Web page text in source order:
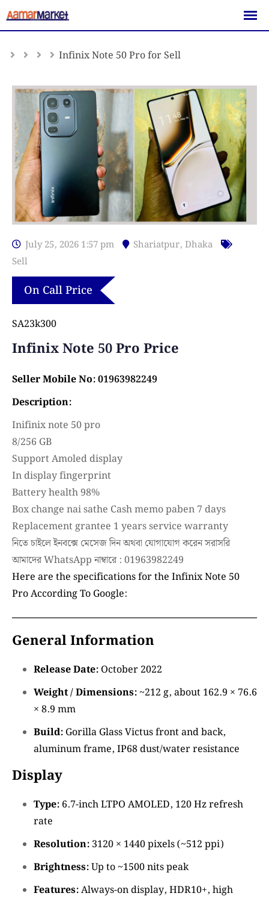
Skip
to
Infinix Note 50 Pro for Sell
July 25, 2026 1:57 pm Shariatpur, Dhaka
Sell
On Call Price
SA23k300
Infinix Note 50 Pro Price
Seller Mobile No: 01963982249
Description:
Inifinix note 50 pro
8/256 GB
Support Amoled display
In display fingerprint
Battery health 98%
Box change nai sathe Cash memo paben 7 days
Replacement grantee 1 years service warranty
নিতে চাইলে ইনবক্সে মেসেজ দিন অথবা যোগাযোগ করেন সরাসরি
আমাদের WhatsApp নাম্বারে : 01963982249
Here are the specifications for the Infinix Note 50
ProAccording To Google:
General Information
Release Date: October 2022
Weight / Dimensions: ~212 g, about 162.9 × 76.6
× 8.9 mm
Build: Gorilla Glass Victus front and back,
aluminum frame, IP68 dust/water resistance
Display
Type: 6.7-inch LTPO AMOLED, 120 Hz refresh
rate
Resolution: 3120 × 1440 pixels (~512 ppi)
Brightness:Up to ~1500 nits peak
Features:Always-on display, HDR10+, high